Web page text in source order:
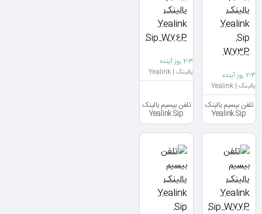
2-3 روز آینده
یالینک | Yealink
تلفن بیسیم یالینک
Yealink Sip
W73P
2-3 روز آینده
یالینک | Yealink
تلفن بیسیم یالینک
Yealink Sip
W76P